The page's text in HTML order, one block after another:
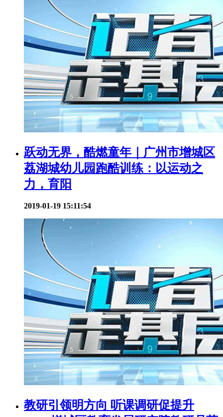
跃动无界，酷燃童年｜广州市增城区
荔湖城幼儿园跑酷训练：以运动之
力，育阳
2019-01-19 15:11:54
教研引领明方向 听课调研促提升